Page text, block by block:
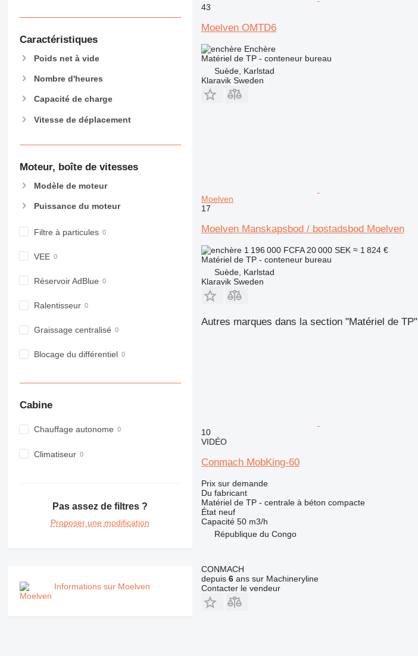
432
434
826
908
914
918
928
938
953
955
963
972
980
990
AP
CS
E-series
M-series
MH
Caractéristiques
Poids net à vide
Nombre d'heures
Capacité de charge
Vitesse de déplacement
Moteur, boîte de vitesses
Modèle de moteur
Puissance du moteur
Filtre à particules
VEE
Réservoir AdBlue
Ralentisseur
Graissage centralisé
Blocage du différentiel
Cabine
Chauffage autonome
Climatiseur
Pas assez de filtres ?
Proposer une modification
Informations sur Moelven
43
Moelven OMTD6
Enchère
Matériel de TP - conteneur bureau
Suède, Karlstad
Klaravik Sweden
Moelven
17
Moelven Manskapsbod / bostadsbod Moelven
1 196 000 FCFA 20 000 SEK ≈ 1 824 €
Matériel de TP - conteneur bureau
Suède, Karlstad
Klaravik Sweden
Autres marques dans la section "Matériel de TP"
10
VIDÉO
Conmach MobKing-60
Prix sur demande
Du fabricant
Matériel de TP - centrale à béton compacte
Étatneuf
Capacité 50 m3/h
République du Congo
CONMACH
depuis 6ans sur Machineryline
Contacter le vendeur